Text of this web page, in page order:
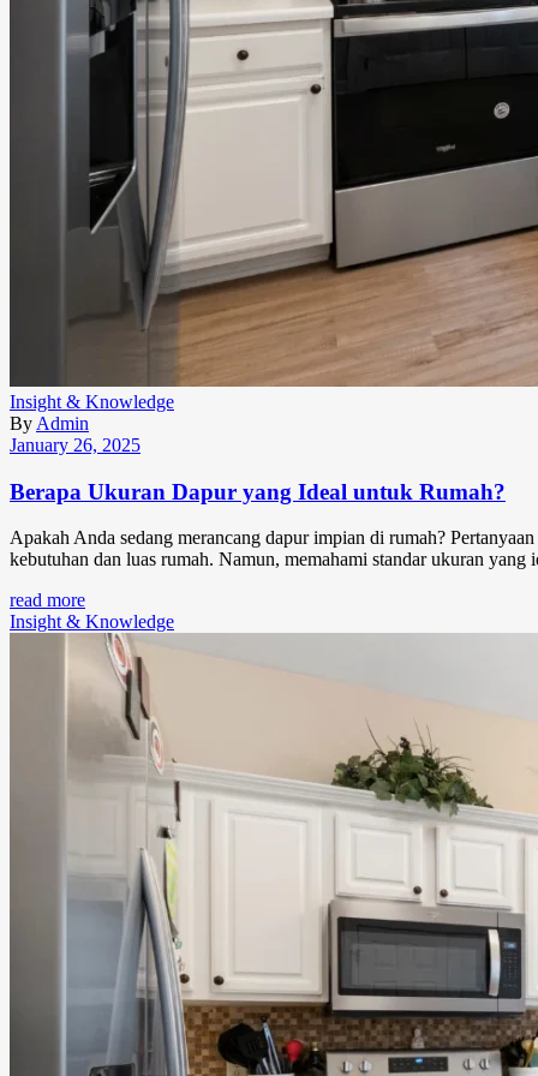
Insight & Knowledge
By Admin
January 26, 2025
Berapa Ukuran Dapur yang Ideal untuk Rumah?
Apakah Anda sedang merancang dapur impian di rumah?
kebutuhan dan luas rumah. Namun, memahami standar ukuran
read more
Insight & Knowledge